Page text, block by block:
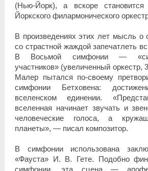
(Нью-Йорк), а вскоре
Йоркского филармонического
В произведениях этих лет мысль о
со страстной жаждой запечатлеть
В Восьмой симфонии —
участников» (увеличенный
Малер пытался по-своему
симфонии Бетховена:
вселенском единении.
вселенная начинает звучать и
человеческие голоса, а
планеты», — писал композитор.
В симфонии использована
«Фауста» И. В. Гете. Подобно
симфонии, эта сцена —